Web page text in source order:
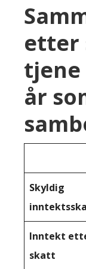
etter
tjene
år
Skyldig
Inntekt
skatt